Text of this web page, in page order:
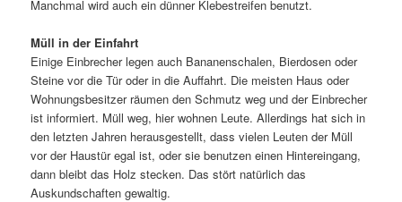
Manchmal wird auch ein dünner Klebestreifen benutzt.
Müll in der Einfahrt
Einige Einbrecher legen auch Bananenschalen, Bierdosen oder
Steine vor die Tür oder in die Auffahrt. Die meisten Haus oder
Wohnungsbesitzer räumen den Schmutz weg und der Einbrecher
ist informiert. Müll weg, hier wohnen Leute. Allerdings hat sich in
den letzten Jahren herausgestellt, dass vielen Leuten der Müll
vor der Haustür egal ist, oder sie benutzen einen Hintereingang,
dann bleibt das Holz stecken. Das stört natürlich das
Auskundschaften gewaltig.